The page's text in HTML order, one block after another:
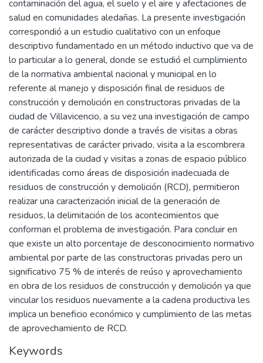
contaminación del agua, el suelo y el aire y afectaciones de
salud en comunidades aledañas. La presente investigación
correspondió a un estudio cualitativo con un enfoque
descriptivo fundamentado en un método inductivo que va de
lo particular a lo general, donde se estudió el cumplimiento
de la normativa ambiental nacional y municipal en lo
referente al manejo y disposición final de residuos de
construcción y demolición en constructoras privadas de la
ciudad de Villavicencio, a su vez una investigación de campo
de carácter descriptivo donde a través de visitas a obras
representativas de carácter privado, visita a la escombrera
autorizada de la ciudad y visitas a zonas de espacio público
identificadas como áreas de disposición inadecuada de
residuos de construcción y demolición (RCD), permitieron
realizar una caracterización inicial de la generación de
residuos, la delimitación de los acontecimientos que
conforman el problema de investigación. Para concluir en
que existe un alto porcentaje de desconocimiento normativo
ambiental por parte de las constructoras privadas pero un
significativo 75 % de interés de reúso y aprovechamiento
en obra de los residuos de construcción y demolición ya que
vincular los residuos nuevamente a la cadena productiva les
implica un beneficio económico y cumplimiento de las metas
de aprovechamiento de RCD.
Keywords